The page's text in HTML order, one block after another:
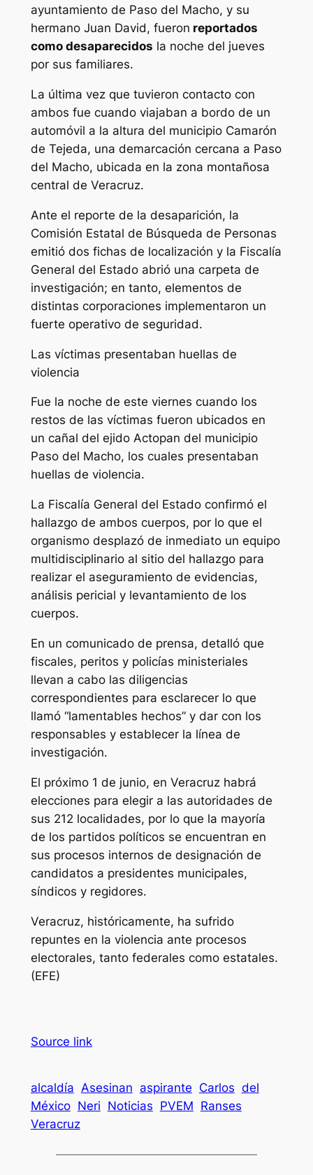
ayuntamiento de Paso del Macho, y su
hermano Juan David, fueron reportados
como desaparecidos la noche del jueves
por sus familiares.
La última vez que tuvieron contacto con
ambos fue cuando viajaban a bordo de un
automóvil a la altura del municipio Camarón
de Tejeda, una demarcación cercana a Paso
del Macho, ubicada en la zona montañosa
central de Veracruz.
Ante el reporte de la desaparición, la
Comisión Estatal de Búsqueda de Personas
emitió dos fichas de localización y la Fiscalía
General del Estado abrió una carpeta de
investigación; en tanto, elementos de
distintas corporaciones implementaron un
fuerte operativo de seguridad.
Las víctimas presentaban huellas de
violencia
Fue la noche de este viernes cuando los
restos de las víctimas fueron ubicados en
un cañal del ejido Actopan del municipio
Paso del Macho, los cuales presentaban
huellas de violencia.
La Fiscalía General del Estado confirmó el
hallazgo de ambos cuerpos, por lo que el
organismo desplazó de inmediato un equipo
multidisciplinario al sitio del hallazgo para
realizar el aseguramiento de evidencias,
análisis pericial y levantamiento de los
cuerpos.
En un comunicado de prensa, detalló que
fiscales, peritos y policías ministeriales
llevan a cabo las diligencias
correspondientes para esclarecer lo que
llamó “lamentables hechos” y dar con los
responsables y establecer la línea de
investigación.
El próximo 1 de junio, en Veracruz habrá
elecciones para elegir a las autoridades de
sus 212 localidades, por lo que la mayoría
de los partidos políticos se encuentran en
sus procesos internos de designación de
candidatos a presidentes municipales,
síndicos y regidores.
Veracruz, históricamente, ha sufrido
repuntes en la violencia ante procesos
electorales, tanto federales como estatales.
(EFE)
Source link
alcaldía Asesinan aspirante Carlos del
México Neri Noticias PVEM Ranses
Veracruz